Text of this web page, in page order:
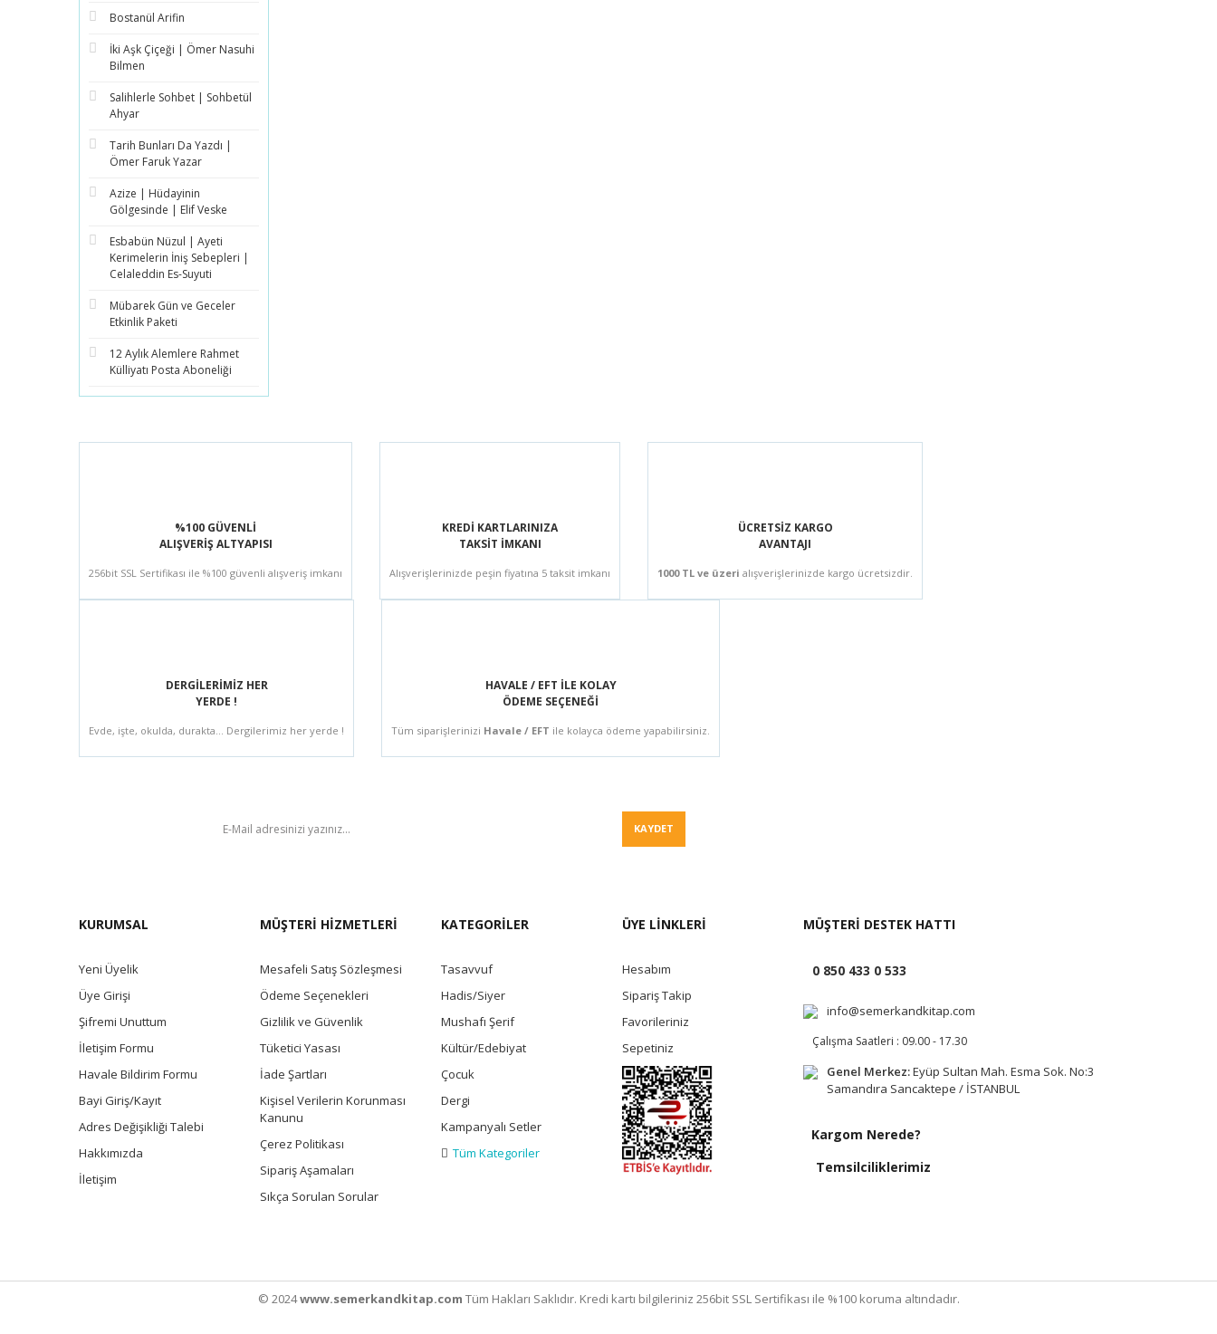
Bostanül Arifin
İki Aşk Çiçeği | Ömer Nasuhi
Bilmen
Salihlerle Sohbet | Sohbetül
Ahyar
Tarih Bunları Da Yazdı |
Ömer Faruk Yazar
Azize | Hüdayinin
Gölgesinde | Elif Veske
Esbabün Nüzul | Ayeti
Kerimelerin İniş Sebepleri |
Celaleddin Es-Suyuti
Mübarek Gün ve Geceler
Etkinlik Paketi
12 Aylık Alemlere Rahmet
Külliyatı Posta Aboneliği
%100 GÜVENLİ
ALIŞVERİŞ ALTYAPISI
256bit SSL Sertifikası ile %100 güvenli alışveriş imkanı
KREDİ KARTLARINIZA
TAKSİT İMKANI
Alışverişlerinizde peşin fiyatına 5 taksit imkanı
ÜCRETSİZ KARGO
AVANTAJI
1000 TL ve üzeri alışverişlerinizde kargo ücretsizdir.
DERGİLERİMİZ HER
YERDE !
Evde, işte, okulda, durakta... Dergilerimiz her yerde !
HAVALE / EFT İLE KOLAY
ÖDEME SEÇENEĞİ
Tüm siparişlerinizi Havale / EFT ile kolayca ödeme yapabilirsiniz.
KAYDET
KURUMSAL
Yeni Üyelik
Üye Girişi
Şifremi Unuttum
İletişim Formu
Havale Bildirim Formu
Bayi Giriş/Kayıt
Adres Değişikliği Talebi
Hakkımızda
İletişim
MÜŞTERİ HİZMETLERİ
Mesafeli Satış Sözleşmesi
Ödeme Seçenekleri
Gizlilik ve Güvenlik
Tüketici Yasası
İade Şartları
Kişisel Verilerin Korunması
Kanunu
Çerez Politikası
Sipariş Aşamaları
Sıkça Sorulan Sorular
KATEGORİLER
Tasavvuf
Hadis/Siyer
Mushafı Şerif
Kültür/Edebiyat
Çocuk
Dergi
Kampanyalı Setler
Tüm Kategoriler
ÜYE LİNKLERİ
Hesabım
Sipariş Takip
Favorileriniz
Sepetiniz
MÜŞTERİ DESTEK HATTI
0 850 433 0 533
info@semerkandkitap.com
Çalışma Saatleri : 09.00 - 17.30
Genel Merkez:Eyüp Sultan Mah. Esma Sok. No:3
Samandıra Sancaktepe / İSTANBUL
Kargom Nerede?
Temsilciliklerimiz
© 2024www.semerkandkitap.com Tüm Hakları Saklıdır. Kredi kartı bilgileriniz 256bit SSL Sertifikası ile %100 koruma altındadır.